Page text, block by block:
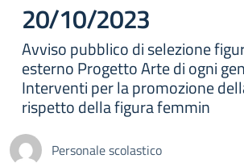
20/10/2023
Avviso pubblico di selezione
esterno Progetto Arte di ogni
Interventi per la promozione
rispetto della figura femmin
Personale scolastico